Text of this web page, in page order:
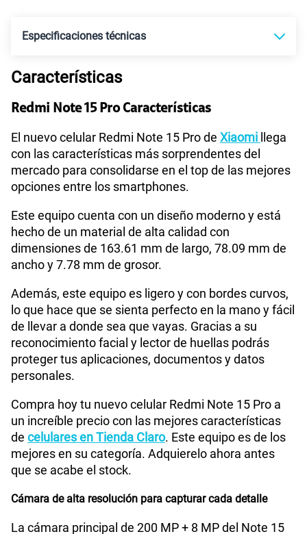
Paga solo
Paga solo
175GB en alta velocidad
S/ 159.90 S/79.95
50% dto. x 12 meses
Paga solo
185GB en alta velocidad
S/ 189.90 S/94.95
50% dto. x 12 meses
Paga solo 50% dto. x 12 meses
Ver menos planes
Especificaciones técnicas
Tecnología de Pantalla
Sistema operativo Android 15
Procesador
Tamaño de Pantalla
WiFI Si
Peso 210 gr
Bluetooth
Cámara de fotos Principal 200Mpx+8 Mpx
Cámara de fotos Frontal 20Mpx
Características
Redmi Note 15 Pro Características
El nuevo celular Redmi Note 15 Pro de Xiaomi llega
con las características más sorprendentes del
mercado para consolidarse en el top de las mejores
opciones entre los smartphones.
Este equipo cuenta con un diseño moderno y está
hecho de un material de alta calidad con
dimensiones de 163.61 mm de largo, 78.09 mm de
ancho y 7.78 mm de grosor.
Además, este equipo es ligero y con bordes curvos,
lo que hace que se sienta perfecto en la mano y fácil
de llevar a donde sea que vayas. Gracias a su
reconocimiento facial y lector de huellas podrás
proteger tus aplicaciones, documentos y datos
personales.
Compra hoy tu nuevo celular Redmi Note 15 Pro a
un increíble precio con las mejores características
de celulares en Tienda Claro. Este equipo es de los
mejores en su categoría. Adquierelo ahora antes
que se acabe el stock.
Cámara de alta resolución para capturar cada detalle
La cámara principal de 200 MP + 8 MP del Note 15